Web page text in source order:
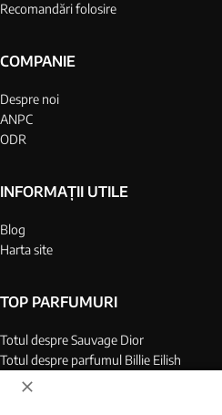
Recomandări folosire
COMPANIE
Despre noi
ANPC
ODR
INFORMAȚII UTILE
Blog
Harta site
TOP PARFUMURI
Totul despre Sauvage Dior
Totul despre parfumul Billie Eilish
Top 25 parfumuri barbati